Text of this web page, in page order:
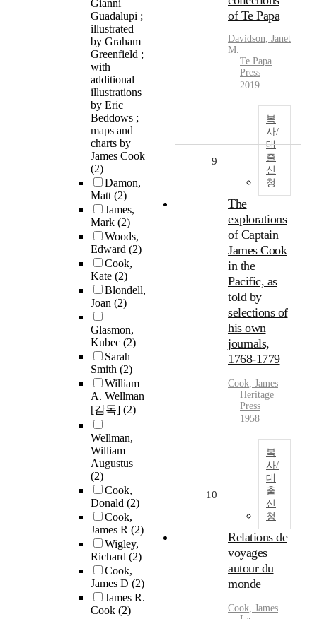
Gianni
Guadalupi ;
illustrated
by Graham
Greenfield ;
with
additional
illustrations
by Eric
Beddows ;
maps and
charts by
James Cook
(2)
Damon,
Matt(2)
James,
Mark (2)
Woods,
Edward (2)
Cook,
Kate (2)
Blondell,
Joan (2)
Glasmon,
Kubec (2)
Sarah
Smith (2)
William
A. Wellman
[감독] (2)
Wellman,
William
Augustus
(2)
Cook,
Donald (2)
Cook,
James R (2)
Wigley,
Richard (2)
Cook,
James D (2)
James R.
Cook (2)
of Te Papa
Davidson, Janet
M.
Te Papa
Press
2019
복
사/
대
출
신
청
9
The
explorations
of Captain
James Cook
in the
Pacific, as
told by
selections of
his own
journals,
1768-1779
Cook, James
Heritage
Press
1958
복
사/
대
출
신
청
10
Relations de
voyages
autour du
monde
Cook, James